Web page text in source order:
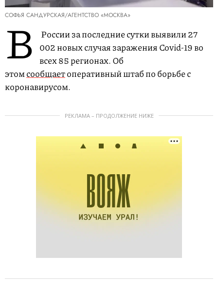
СОФЬЯ САНДУРСКАЯ/АГЕНТСТВО «МОСКВА»
В
России за последние сутки выявили 27
002 новых случая заражения Covid-19 во
всех 85 регионах. Об
этомсообщаетоперативный штаб по борьбе с
коронавирусом.
РЕКЛАМА – ПРОДОЛЖЕНИЕ НИЖЕ